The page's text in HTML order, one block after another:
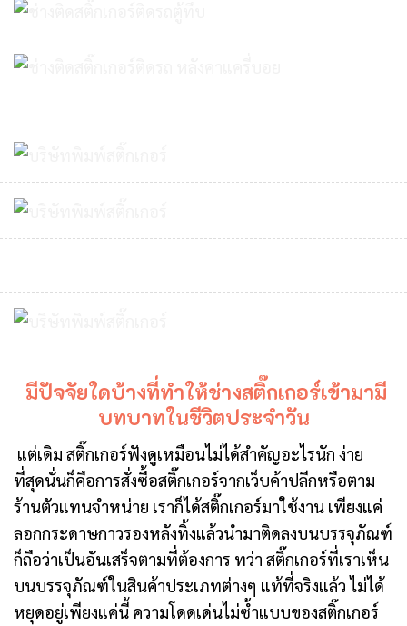
มีปัจจัยใดบ้างที่ทำให้ช่างสติ๊กเกอร์เข้ามามี
บทบาทในชีวิตประจำวัน
แต่เดิม สติ๊กเกอร์ฟังดูเหมือนไม่ได้สำคัญอะไรนัก ง่าย
ที่สุดนั่นก็คือการสั่งซื้อสติ๊กเกอร์จากเว็บค้าปลีกหรือตาม
ร้านตัวแทนจำหน่าย เราก็ได้สติ๊กเกอร์มาใช้งาน เพียงแค่
ลอกกระดาษกาวรองหลังทิ้งแล้วนำมาติดลงบนบรรจุภัณฑ์
ก็ถือว่าเป็นอันเสร็จตามที่ต้องการ ทว่า สติ๊กเกอร์ที่เราเห็น
บนบรรจุภัณฑ์ในสินค้าประเภทต่างๆ แท้ที่จริงแล้ว ไม่ได้
หยุดอยู่เพียงแค่นี้ ความโดดเด่นไม่ซ้ำแบบของสติ๊กเกอร์